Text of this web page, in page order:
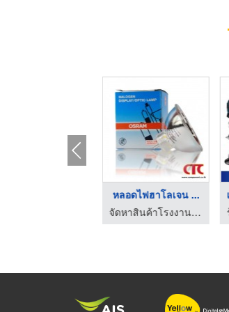
​​​​​​​หลอดไฟฮาโลเจน ...
จัดหาสินค้าโรงงาน - คอมโพเนนท์ เทรด เซ็นเตอร์